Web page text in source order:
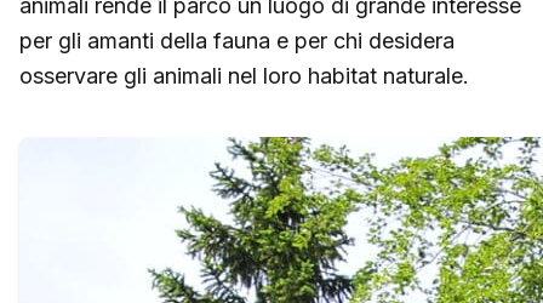
animali rende il parco un luogo di grande interesse
per gli amanti della fauna e per chi desidera
osservare gli animali nel loro habitat naturale.